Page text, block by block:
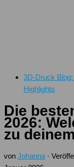
3D-Druck
Highlights
Die
2026:
zu
von Johanna ·